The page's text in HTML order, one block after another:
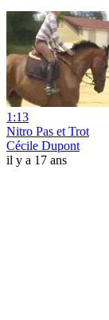
1:13
Nitro Pas et Trot
Cécile Dupont
il y a 17 ans